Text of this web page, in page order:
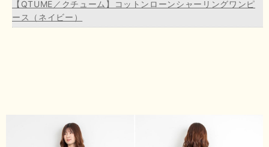
【QTUME／クチューム】コットンローンシャーリングワンピ
ース（ネイビー）